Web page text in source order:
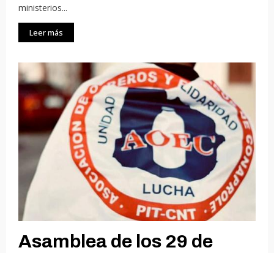
ministerios...
Leer más
Asamblea de los 29 de